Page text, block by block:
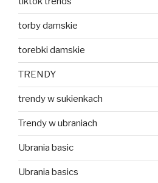
torby damskie
torebki damskie
TRENDY
trendy w sukienkach
Trendy w ubraniach
Ubrania basic
Ubrania basics